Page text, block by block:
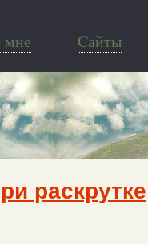
мне Cайты
раскрутке